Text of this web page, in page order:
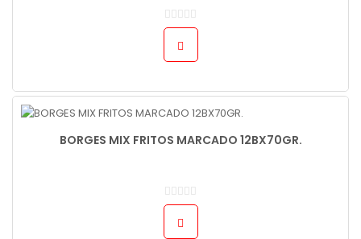
BORGES MIX FRITOS MARCADO 12BX70GR.